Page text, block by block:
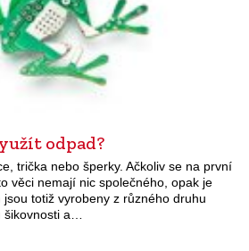
odpad?
trička nebo šperky. Ačkoliv se na první
věci nemají nic společného, opak je
totiž vyrobeny z různého druhu
šikovnosti a…